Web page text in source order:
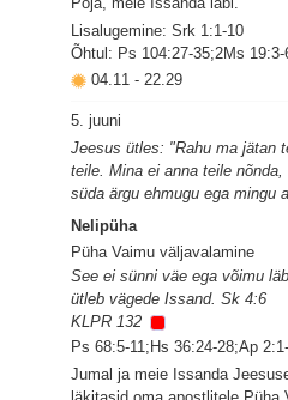
Lisalugemine: Srk 1:1-10
Õhtul: Ps 104:27-35;2Ms 19:3-
04.11- 22.29
5. juuni
Jeesus ütles: "Rahu ma jätan
teile. Mina ei anna teile
süda ärgu ehmugu ega mingu
Nelipüha
Püha Vaimu väljavalamine
See ei sünni väe ega võimu
ütleb vägede Issand. Sk 4:6
KLPR 132
Ps 68:5-11;Hs 36:24-28;Ap
Jumal ja meie Issanda